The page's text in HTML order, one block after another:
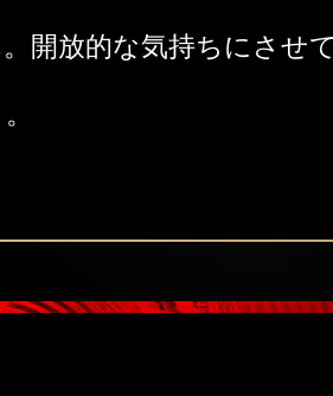
開放的な気持ちにさせ